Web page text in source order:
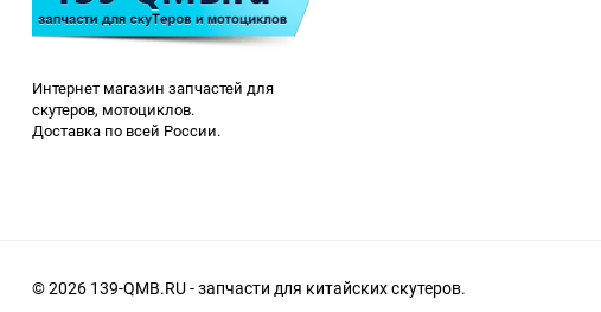
Интернет магазин запчастей для
скутеров, мотоциклов.
Доставка по всей России.
© 2026 139-QMB.RU - запчасти для китайских скутеров.